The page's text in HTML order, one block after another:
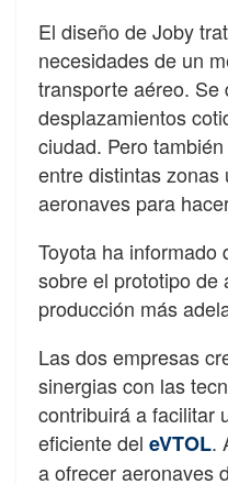
El diseño de Joby
necesidades de un
transporte aéreo. Se
desplazamientos
ciudad. Pero
entre distintas
aeronaves para
Toyota ha informado
sobre el prototipo de
producción más
Las dos empresas
sinergias con las
contribuirá a facilitar
eficiente del eVTOL.
a ofrecer aeronaves